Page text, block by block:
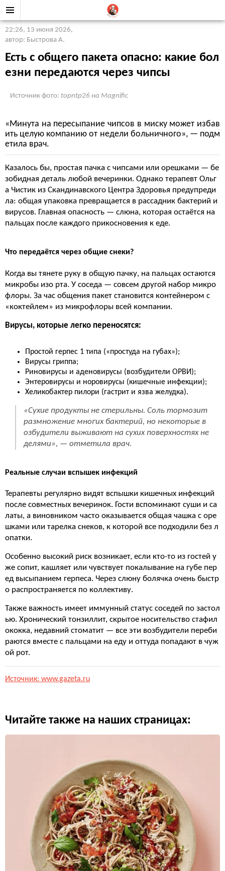
22:26, 13 июня 2026,
автор: Быстрова А.
Есть с общего пакета опасно: какие бол
езни передаются через чипсы
Источник фото: topntp26 на Magnific
«Минута на пересыпание чипсов в миску может избав
ить целую компанию от недели больничного», — подм
етила врач.
Казалось бы, простая пачка с чипсами или орешками — бе
зобидная деталь любой вечеринки. Однако терапевт Ольг
а Чистик из Скандинавского Центра Здоровья предупреди
ла: общая упаковка превращается в рассадник бактерий и
вирусов. Главная опасность — слюна, которая остаётся на
пальцах после каждого прикосновения к еде.
Что передаётся через общие снеки?
Когда вы тянете руку в общую пачку, на пальцах остаются
микробы изо рта. У соседа — совсем другой набор микро
флоры. За час общения пакет становится контейнером с
«коктейлем» из микрофлоры всей компании.
Вирусы, которые легко переносятся:
Простой герпес 1 типа («простуда на губах»);
Вирусы гриппа;
Риновирусы и аденовирусы (возбудители ОРВИ);
Энтеровирусы и норовирусы (кишечные инфекции);
Хеликобактер пилори (гастрит и язва желудка).
«Сухие продукты не стерильны. Соль тормозит
размножение многих бактерий, но некоторые в
озбудители выживают на сухих поверхностях не
делями», — отметила врач.
Реальные случаи вспышек инфекций
Терапевты регулярно видят вспышки кишечных инфекций
после совместных вечеринок. Гости вспоминают суши и са
латы, а виновником часто оказывается общая чашка с оре
шками или тарелка снеков, к которой все подходили без л
опатки.
Особенно высокий риск возникает, если кто-то из гостей у
же сопит, кашляет или чувствует покалывание на губе пер
ед высыпанием герпеса. Через слюну болячка очень быстр
о распространяется по коллективу.
Также важность имеет иммунный статус соседей по застол
ью. Хронический тонзиллит, скрытое носительство стафил
ококка, недавний стоматит — все эти возбудители переби
раются вместе с пальцами на еду и оттуда попадают в чуж
ой рот.
Источник: www.gazeta.ru
Читайте также на наших страницах: